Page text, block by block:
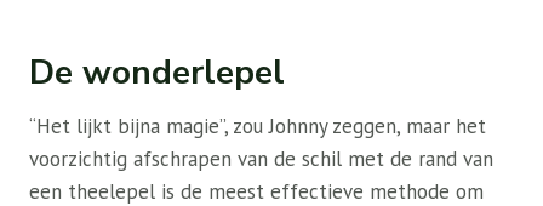
De wonderlepel
“Het lijkt bijna magie”, zou Johnny zeggen, maar het
voorzichtig afschrapen van de schil met de rand van
een theelepel is de meest effectieve methode om